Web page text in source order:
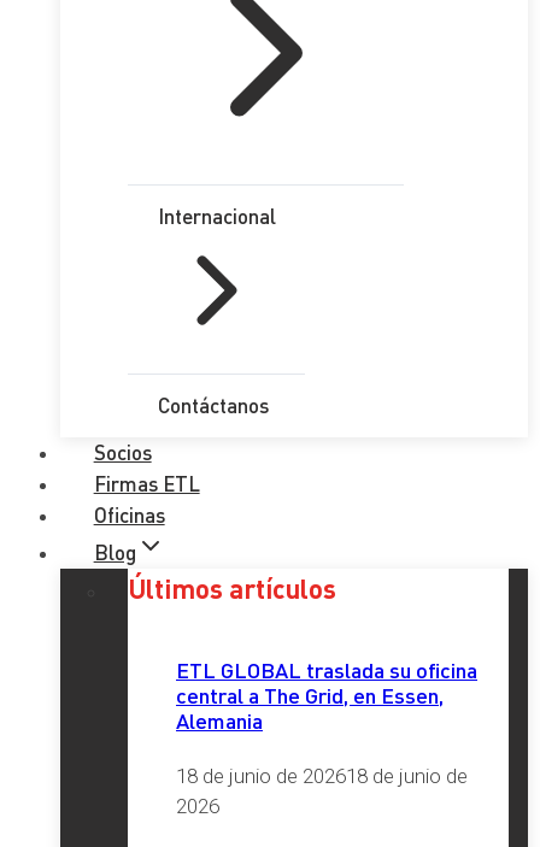
Internacional
Contáctanos
Socios
Firmas ETL
Oficinas
Blog
Últimos artículos
ETL GLOBAL traslada su oficina
central a The Grid, en Essen,
Alemania
18 de junio de 202618 de junio de
2026